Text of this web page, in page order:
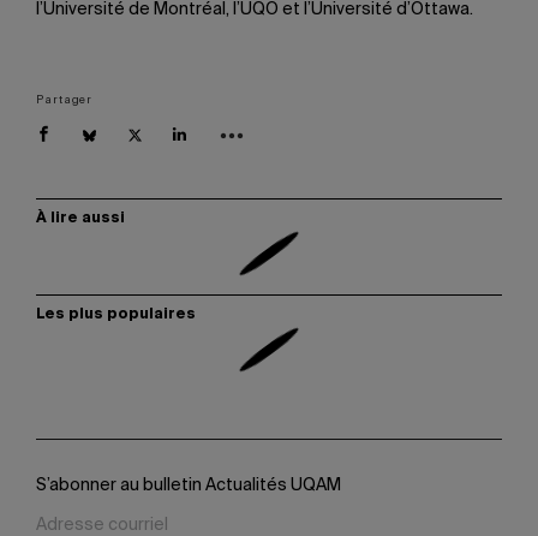
l’Université de Montréal, l’UQO et l’Université d’Ottawa.
Partager
À lire aussi
Les plus populaires
S’abonner au bulletin Actualités UQAM